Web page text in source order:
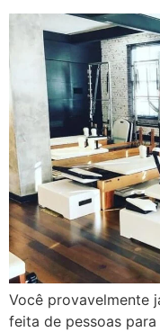
Você provavelmente
feita de pessoas